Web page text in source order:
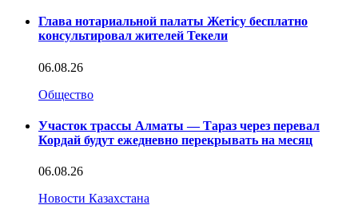
Глава нотариальной палаты Жетісу бесплатно
консультировал жителей Текели
06.08.26
Общество
Участок трассы Алматы — Тараз через перевал
Кордай будут ежедневно перекрывать на месяц
06.08.26
Новости Казахстана